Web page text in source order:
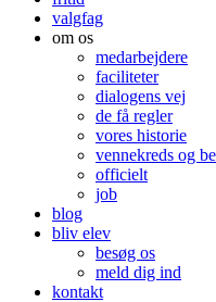
valgfag
om os
medarbejdere
faciliteter
dialogens vej
de få regler
vores historie
vennekreds og
officielt
job
blog
bliv elev
besøg os
meld dig ind
kontakt